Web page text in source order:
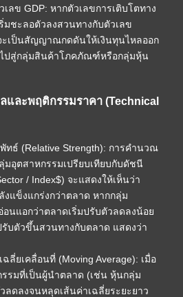
ลข GDP: หากตัวเลขการเติบโตทาง
มชะลอตัวลงสวนทางกับตัวเลข
ะเป็นสัญญาณกดดันให้เงินทุนไหลออก
ไปสู่กลุ่มสินค้าโภคภัณฑ์หรือกลุ่มหุ้น
ละพฤติกรรมราคา (Technical
ทธ์ (Relative Strength): การคำนวณ
มอุตสาหกรรมเปรียบเทียบกับดัชนี
/ Index$) จะแสดงให้เห็นว่า
งแข็งแกร่งกว่าตลาด หากกลุ่ม
อนแอกว่าตลาดเริ่มปรับตัวลดลงน้อย
รับตัวขึ้นสวนทางกับตลาด แสดงว่า
ลี่ยเคลื่อนที่ (Moving Average): เมื่อ
รมที่เป็นผู้นำตลาด (เช่น หุ้นกลุ่ม
ลดลงจนหลุดเส้นค่าเฉลี่ยระยะยาว